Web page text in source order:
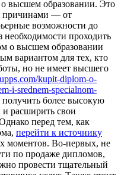
высшем образовании. Это
причинами — от
возможности до
необходимости проходить
о высшем образовании
вариантом для тех, кто
но не имеет высшего
kupit-diplom-o-
i-srednem-specialnom-
более высокую
расширить свои
перед тем, как
перейти к источнику
моментов. Во-первых, не
по продаже дипломов,
провести тщательный